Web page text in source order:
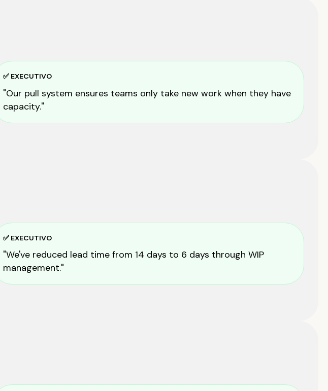
✅ EXECUTIVO
"Our pull system ensures teams only take new work when they have
capacity."
✅ EXECUTIVO
"We've reduced lead time from 14 days to 6 days through WIP
management."